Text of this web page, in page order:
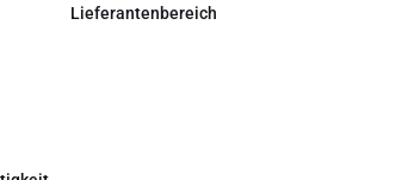
Lieferantenbereich